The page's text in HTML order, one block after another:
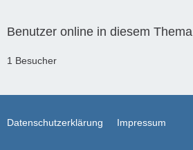
Benutzer online in diesem Thema
1 Besucher
Datenschutzerklärung Impressum